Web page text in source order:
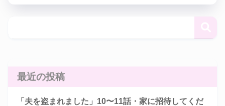
最近の投稿
「夫を盗まれました」10〜11話・家に招待してくだ